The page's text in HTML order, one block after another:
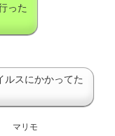
った
スにかかってた
マリモ